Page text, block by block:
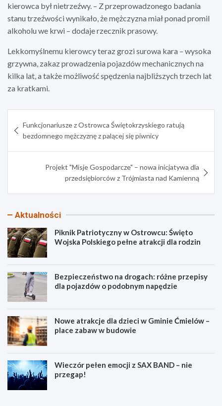
kierowca był nietrzeźwy. – Z przeprowadzonego badania
stanu trzeźwości wynikało, że mężczyzna miał ponad promil
alkoholu we krwi – dodaje rzecznik prasowy.
Lekkomyślnemu kierowcy teraz grozi surowa kara – wysoka
grzywna, zakaz prowadzenia pojazdów mechanicznych na
kilka lat, a także możliwość spędzenia najbliższych trzech lat
za kratkami.
wpisu
Funkcjonariusze z Ostrowca Świętokrzyskiego ratują
bezdomnego mężczyznę z palącej się piwnicy
Projekt "Misje Gospodarcze" – nowa inicjatywa dla
przedsiębiorców z Trójmiasta nad Kamienną
Aktualności
Piknik Patriotyczny w Ostrowcu: Święto
Wojska Polskiego pełne atrakcji dla rodzin
Bezpieczeństwo na drogach: różne przepisy
dla pojazdów o podobnym napędzie
Nowe atrakcje dla dzieci w Gminie Ćmielów –
place zabaw w budowie
Wieczór pełen emocji z SAX BAND – nie
przegap!
P
B